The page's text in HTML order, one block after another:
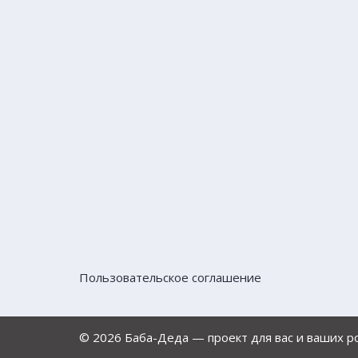
Пользовательское соглашение
© 2026 Баба-Деда — проект для вас и ваших